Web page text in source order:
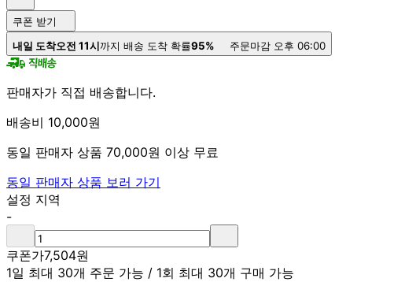
쿠폰 받기
내일 도착오전 11시까지 배송 도착 확률95% 주문마감 오후 06:00
판매자가 직접 배송합니다.
배송비 10,000원
동일 판매자 상품 70,000원 이상 무료
동일 판매자 상품 보러 가기
설정 지역
-
쿠폰가7,504원
1일 최대 30개 주문 가능 / 1회 최대 30개 구매 가능